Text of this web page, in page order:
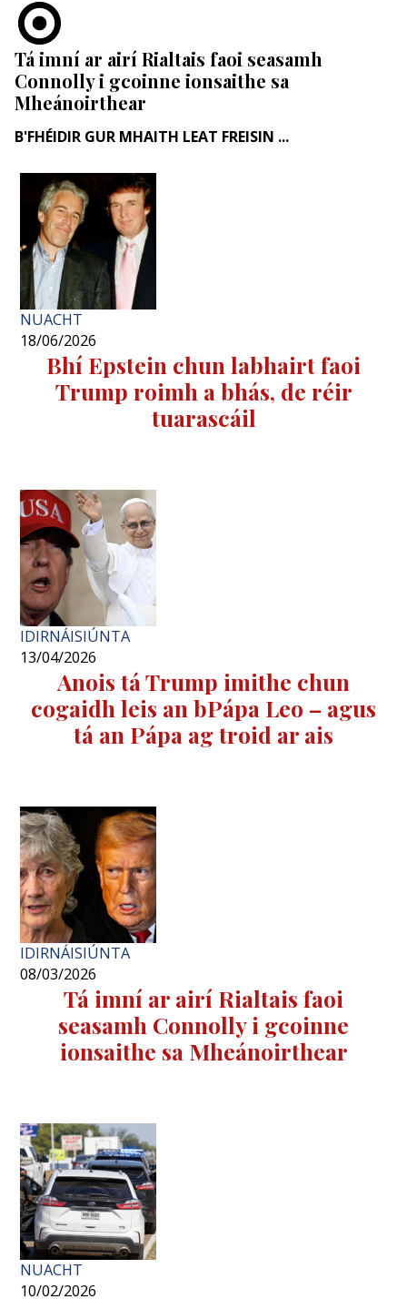
Tá imní ar airí Rialtais faoi seasamh
Connolly i gcoinne ionsaithe sa
Mheánoirthear
B'FHÉIDIR GUR MHAITH LEAT FREISIN ...
NUACHT
18/06/2026
Bhí Epstein chun labhairt faoi
Trump roimh a bhás, de réir
tuarascáil
IDIRNÁISIÚNTA
13/04/2026
Anois tá Trump imithe chun
cogaidh leis an bPápa Leo – agus
tá an Pápa ag troid ar ais
IDIRNÁISIÚNTA
08/03/2026
Tá imní ar airí Rialtais faoi
seasamh Connolly i gcoinne
ionsaithe sa Mheánoirthear
NUACHT
10/02/2026